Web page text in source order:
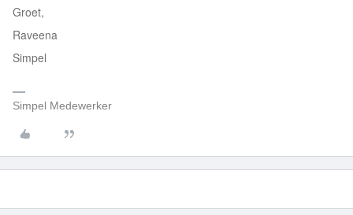
Groet,
Raveena
Simpel
Simpel Medewerker